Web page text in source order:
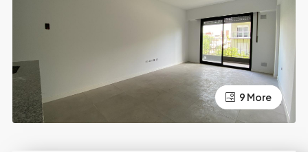
5 More
9 More